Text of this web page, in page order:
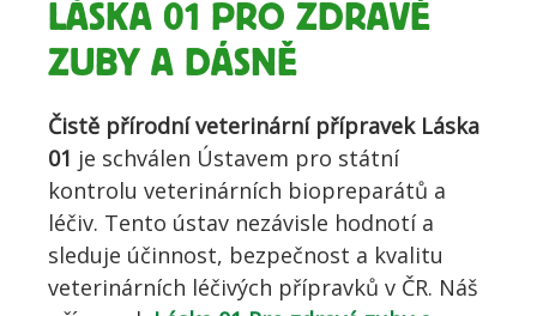
LÁSKA 01 PRO ZDRAVÉ
ZUBY A DÁSNĚ
Čistě přírodní veterinární přípravek Láska
01 je schválen Ústavem pro státní
kontrolu veterinárních biopreparátů a
léčiv. Tento ústav nezávisle hodnotí a
sleduje účinnost, bezpečnost a kvalitu
veterinárních léčivých přípravků v ČR. Náš